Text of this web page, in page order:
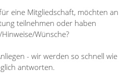
eine Mitgliedschaft, möchten an
teilnehmen oder haben
Wünsche?
- wir werden so schnell wie
antworten.